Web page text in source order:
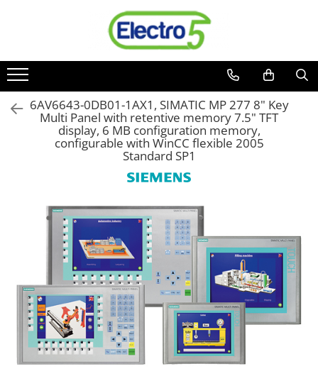
Sisteme de automatizare si control
Automate programabile
Seria DVP-Slim PLC-CPU
Seria DVP Motion-CPU
Seria compacta AS
inteligente)
Seria iSMART IMO
Seria EASY EATON
Terminale programabile ( HMI-uri )
Text Panel
Touch Panel / HMI
Inregistratoare
Solutii industriale Ethernet
Router si switch-uri industriale
6AV6643-0DB01-1AX1, SIMATIC MP 277 8" Key
Multi Panel with retentive memory 7.5" TFT
display, 6 MB configuration memory,
configurable with WinCC flexible 2005
Standard SP1